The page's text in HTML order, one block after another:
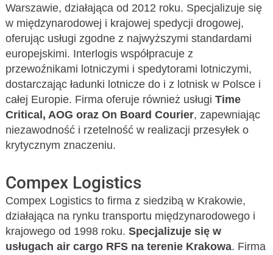
Warszawie, działająca od 2012 roku. Specjalizuje się
w międzynarodowej i krajowej spedycji drogowej,
oferując usługi zgodne z najwyższymi standardami
europejskimi. Interlogis współpracuje z
przewoźnikami lotniczymi i spedytorami lotniczymi,
dostarczając ładunki lotnicze do i z lotnisk w Polsce i
całej Europie. Firma oferuje również usługiTime
Critical, AOG oraz On Board Courier, zapewniając
niezawodność i rzetelność w realizacji przesyłek o
krytycznym znaczeniu.
Compex Logistics
Compex Logistics to firma z siedzibą w Krakowie,
działająca na rynku transportu międzynarodowego i
krajowego od 1998 roku.Specjalizuje się w
usługach air cargo RFS na terenie Krakowa. Firma